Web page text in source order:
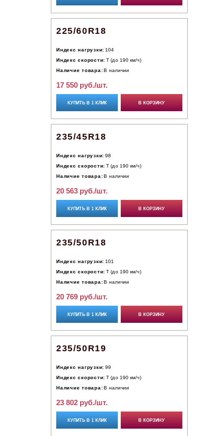
225/60R18
Индекс нагрузки: 104
Индекс скорости: T (до 190 км/ч)
Наличие товара: В наличии
17 550 руб./шт.
КУПИТЬ В 1 КЛИК В КОРЗИНУ
235/45R18
Индекс нагрузки: 98
Индекс скорости: T (до 190 км/ч)
Наличие товара: В наличии
20 563 руб./шт.
КУПИТЬ В 1 КЛИК В КОРЗИНУ
235/50R18
Индекс нагрузки: 101
Индекс скорости: T (до 190 км/ч)
Наличие товара: В наличии
20 769 руб./шт.
КУПИТЬ В 1 КЛИК В КОРЗИНУ
235/50R19
Индекс нагрузки: 99
Индекс скорости: T (до 190 км/ч)
Наличие товара: В наличии
23 802 руб./шт.
КУПИТЬ В 1 КЛИК В КОРЗИНУ